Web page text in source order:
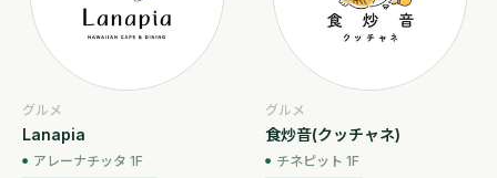
グルメ
Lanapia
アレーナチッタ 1F
グルメ
食炒音(クッチャネ)
チネピット 1F